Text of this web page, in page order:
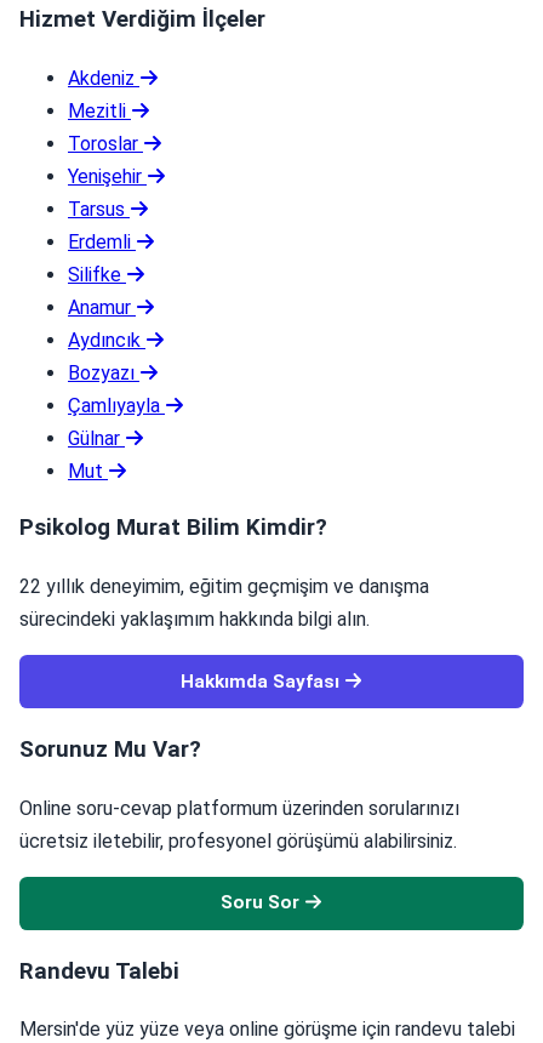
Hizmet Verdiğim İlçeler
Akdeniz
Mezitli
Toroslar
Yenişehir
Tarsus
Erdemli
Silifke
Anamur
Aydıncık
Bozyazı
Çamlıyayla
Gülnar
Mut
Psikolog Murat Bilim Kimdir?
22 yıllık deneyimim, eğitim geçmişim ve danışma
sürecindeki yaklaşımım hakkında bilgi alın.
Hakkımda Sayfası
Sorunuz Mu Var?
Online soru-cevap platformum üzerinden sorularınızı
ücretsiz iletebilir, profesyonel görüşümü alabilirsiniz.
Soru Sor
Randevu Talebi
Mersin'de yüz yüze veya online görüşme için randevu talebi